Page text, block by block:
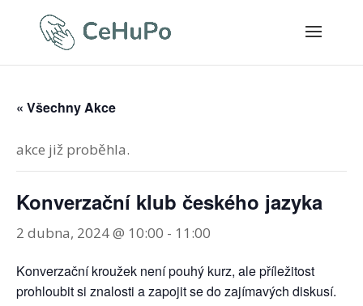
« Všechny Akce
akce již proběhla.
Konverzační klub českého jazyka
2 dubna, 2024 @ 10:00 - 11:00
Konverzační kroužek není pouhý kurz, ale příležitost
prohloubit si znalosti a zapojit se do zajímavých diskusí.